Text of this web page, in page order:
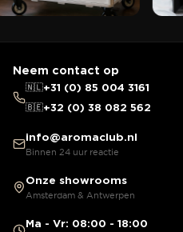
Neem contact op
🇳🇱+31 (0) 85 004 3161
🇧🇪+32 (0) 38 082 562
info@aromaclub.nl
Binnen 24 uur reactie
Onze showrooms
Amsterdam & Antwerpen
Ma - Vr: 08:00 - 18:00